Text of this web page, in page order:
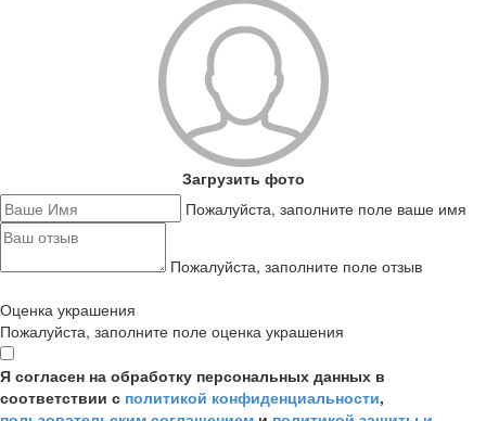
Загрузить фото
Пожалуйста, заполните поле ваше имя
Пожалуйста, заполните поле отзыв
Оценка украшения
Пожалуйста, заполните поле оценка украшения
Я согласен на обработку персональных данных в
соответствии с политикой конфиденциальности,